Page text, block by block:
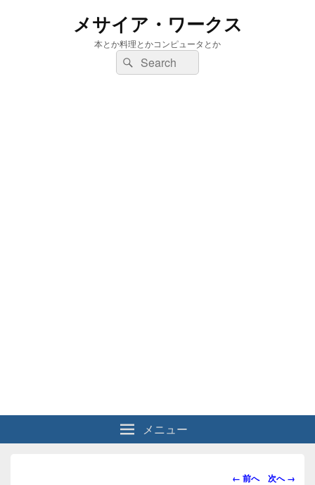
メサイア・ワークス
本とか料理とかコンピュータとか
検
索:
検
索
メニュー
画
← 前へ 次へ →